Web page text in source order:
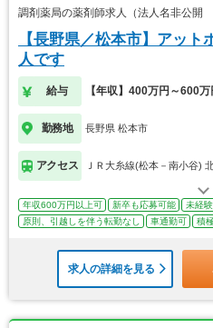
調剤薬局の薬剤師求人（法人名非公開
【長野県／松本市】アッ
人です
給与 【年収】400万円～600万
勤務地 長野県 松本市
アクセス ＪＲ大糸線(松本－南小谷)
年収600万円以上可 新卒も応募可能
未経
原則、引越しを伴う転勤なし
車通勤可 積
求人の詳細を見る